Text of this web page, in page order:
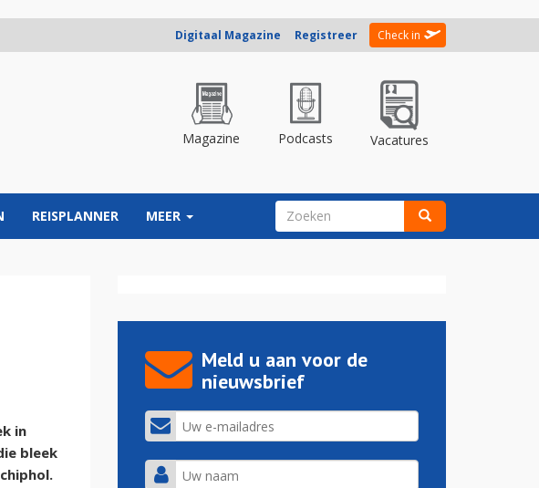
Digitaal Magazine Registreer Check in
Magazine Podcasts Vacatures
REISPLANNER MEER ZOEKVELD
in
bleek
Meld u aan voor de
nieuwsbrief